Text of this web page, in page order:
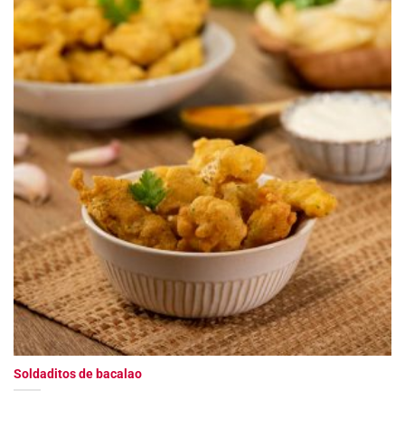
Soldaditos de bacalao